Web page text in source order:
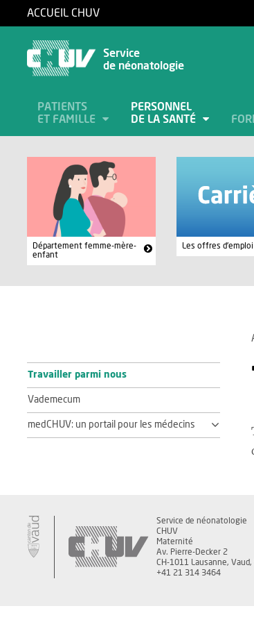
ACCUEIL CHUV
Service
de néonatologie
PATIENTS
ET FAMILLE
PERSONNEL
DE LA SANTÉ
Département femme-mère-
enfant
Les offres d'emploi
Travailler parmi nous
Vademecum
medCHUV: un portail pour les médecins
Service de néonatologie
CHUV
Maternité
Av. Pierre-Decker 2
CH-1011 Lausanne, Vaud,
+41 21 314 3464